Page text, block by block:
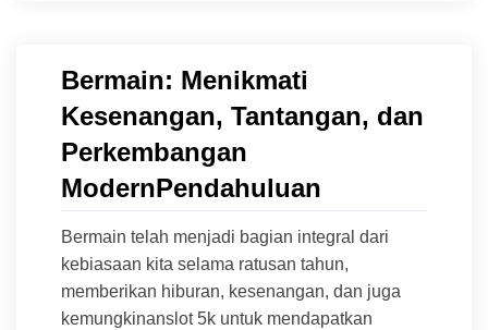
Bermain: Menikmati
Kesenangan, Tantangan, dan
Perkembangan
ModernPendahuluan
Bermain telah menjadi bagian integral dari
kebiasaan kita selama ratusan tahun,
memberikan hiburan, kesenangan, dan juga
kemungkinanslot 5k untuk mendapatkan